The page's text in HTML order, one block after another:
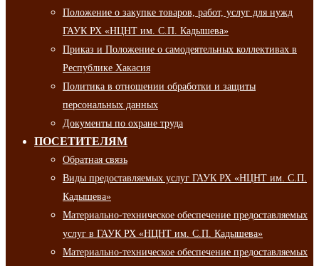
Положение о закупке товаров, работ, услуг для нужд
ГАУК РХ «НЦНТ им. С.П. Кадышева»
Приказ и Положение о самодеятельных коллективах в
Республике Хакасия
Политика в отношении обработки и защиты
персональных данных
Документы по охране труда
ПОСЕТИТЕЛЯМ
Обратная связь
Виды предоставляемых услуг ГАУК РХ «НЦНТ им. С.П.
Кадышева»
Материально-техническое обеспечение предоставляемых
услуг в ГАУК РХ «НЦНТ им. С.П. Кадышева»
Материально-техническое обеспечение предоставляемых